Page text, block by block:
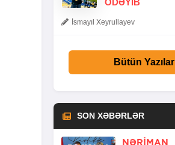
ÖDƏYIB
İsmayıl Xeyrullayev
Bütün Yazılar
SON XƏBƏRLƏR
NƏRIMAN